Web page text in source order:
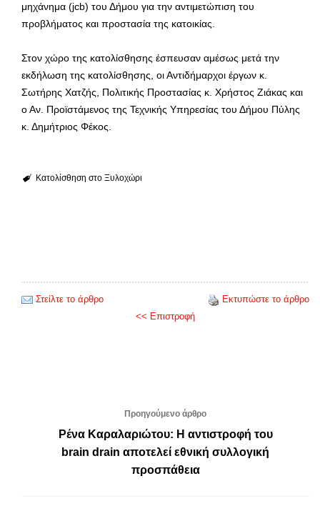
μηχάνημα (jcb) του Δήμου για την αντιμετώπιση του
προβλήματος και προστασία της κατοικίας.
Στον χώρο της κατολίσθησης έσπευσαν αμέσως μετά την
εκδήλωση της κατολίσθησης, οι Αντιδήμαρχοι έργων κ.
Σωτήρης Χατζής, Πολιτικής Προστασίας κ. Χρήστος Ζιάκας και
ο Αν. Προϊστάμενος της Τεχνικής Υπηρεσίας του Δήμου Πύλης
κ. Δημήτριος Φέκος.
Κατολίσθηση στο Ξυλοχώρι
Στείλτε το άρθρο
Εκτυπώστε το άρθρο
<< Επιστροφή
Προηγούμενο άρθρο
Ρένα Καραλαριώτου: Η αντιστροφή του
brain drain αποτελεί εθνική συλλογική
προσπάθεια